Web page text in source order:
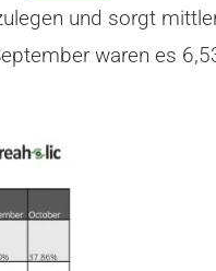
und sorgt
waren es